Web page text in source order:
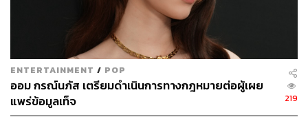
ENTERTAINMENT / POP
ออม กรณ์นภัส เตรียมดำเนินการทางกฎหมายต่อผู้เผย
แพร่ข้อมูลเท็จ
219